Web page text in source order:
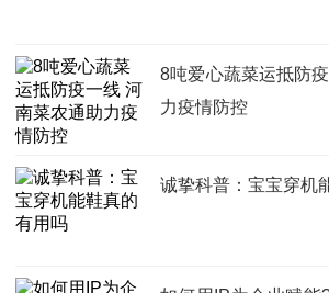
8吨爱心蔬菜运抵防
力疫情防控
诚挚科普：宝宝穿机